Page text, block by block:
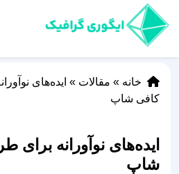
خانه » مقالات » ایده‌های
کافی شاپ
ایده‌های نوآورانه
شاپ